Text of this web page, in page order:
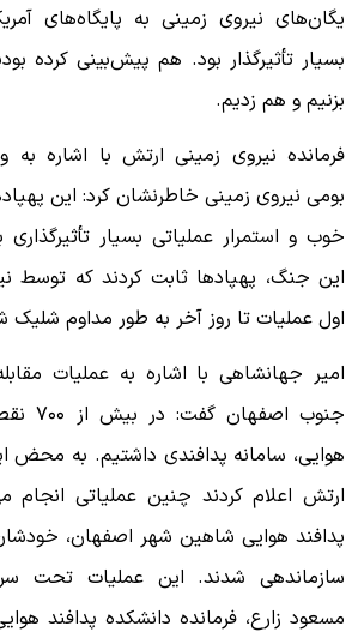
یگان‌های نیروی زمینی به پایگاه‌های
بسیار تأثیرگذار بود. هم پیش‌بینی کرده
بزنیم و هم زدیم.
فرمانده نیروی زمینی ارتش با اشاره به
بومی نیروی زمینی خاطرنشان کرد: این
خوب و استمرار عملیاتی بسیار
این جنگ، پهپادها ثابت کردند که توسط
اول عملیات تا روز آخر به طور مداوم شلیک
امیر جهانشاهی با اشاره به عملیات
جنوب
هوایی، سامانه پدافندی داشتیم. به محض
ارتش اعلام کردند چنین عملیاتی انجام
پدافند هوایی شاهین شهر اصفهان،
سازماندهی شدند. این عملیات تحت
مسعود زارع، فرمانده دانشکده پدافند